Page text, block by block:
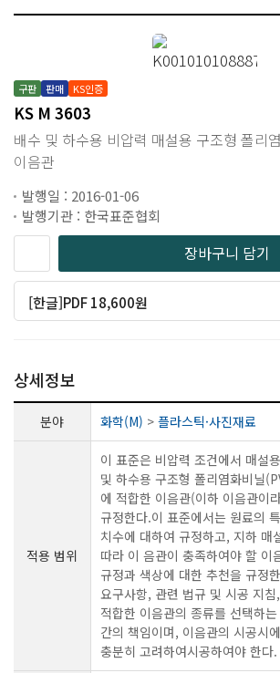
구판 판매 KS인증
KS M 3603
배수 및 하수용 비압력 매설용 구조형 폴리
이음관
발행일 : 2016-01-06
발행기관 : 한국표준협회
장바구니 담기
[한글]PDF 18,600원
상세정보
분야 화학(M) > 플라스틱·사진재료
적용 범위
이 표준은 비압력 조건에서 매설
및 하수용 구조형 폴리염화비닐
에 적합한 이음관(이하 이음관이
규정한다.이 표준에서는 원료의
치수에 대하여 규정하고, 지하 매
따라 이 음관이 충족하여야 할 이
규정과 색상에 대한 추천을 규정
요구사항, 관련 법규 및 시공 지
적합한 이음관의 종류를 선택하
간의 책임이며, 이음관의 시공시
충분히 고려하여시공하여야 한다.